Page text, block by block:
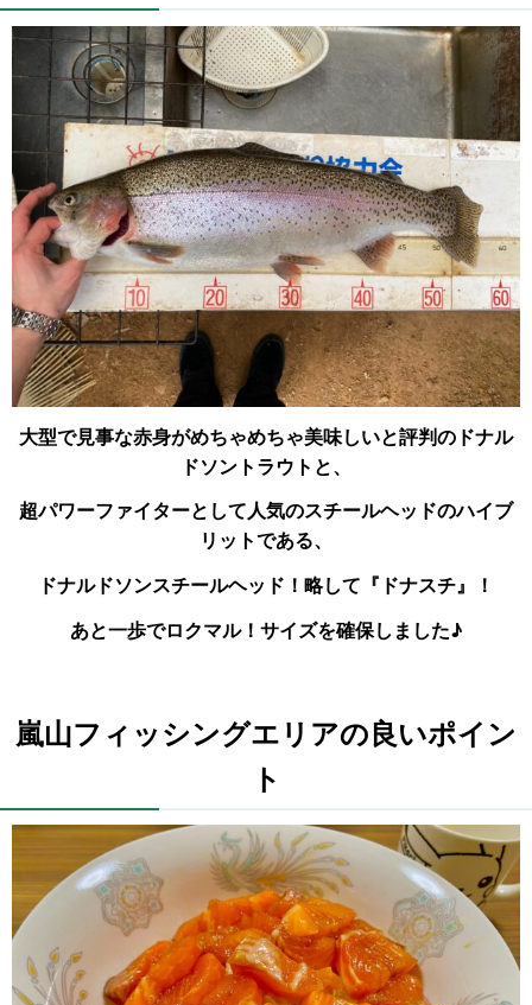
大型で見事な赤身がめちゃめちゃ美味しいと評判のドナル
ドソントラウトと、
超パワーファイターとして人気のスチールヘッドのハイブ
リットである、
ドナルドソンスチールヘッド！略して『ドナスチ』！
あと一歩でロクマル！サイズを確保しました♪
嵐山フィッシングエリアの良いポイン
ト